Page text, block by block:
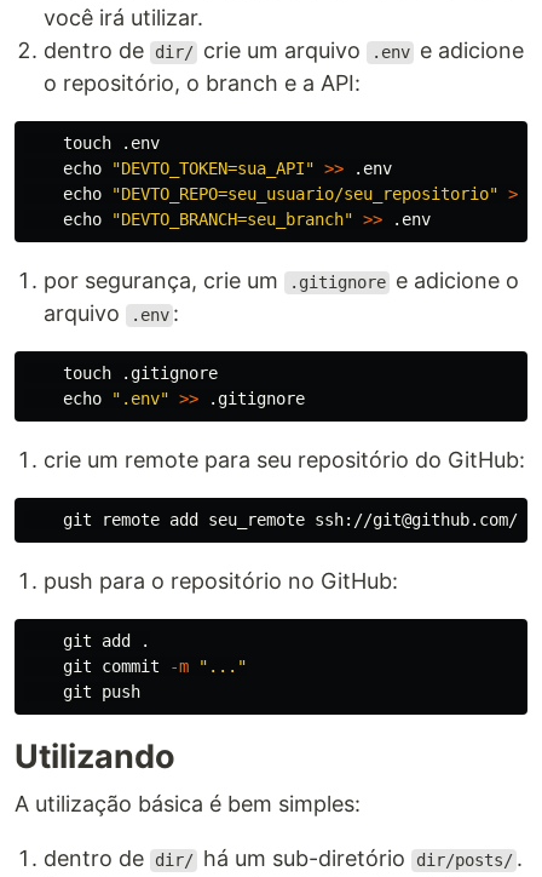
você irá utilizar.
dentro de
dir/ crie um arquivo .env e adicione
o repositório, o branch e a API:
touch .env
echo
"DEVTO_TOKEN=sua_API" >> .env
echo
"DEVTO_REPO=seu_usuario/seu_repositorio" >>
echo
"DEVTO_BRANCH=seu_branch" >>
por segurança, crie um .gitignore e adicione o
arquivo
.env :
touch .gitignore
echo
".env" >>
crie um remote para seu repositório do GitHub:
push para o repositório no GitHub:
    git add
.
    git commit
-m
"..."
Utilizando
A utilização básica é bem simples:
dentro de dir/ há um sub-diretório dir/posts/ .